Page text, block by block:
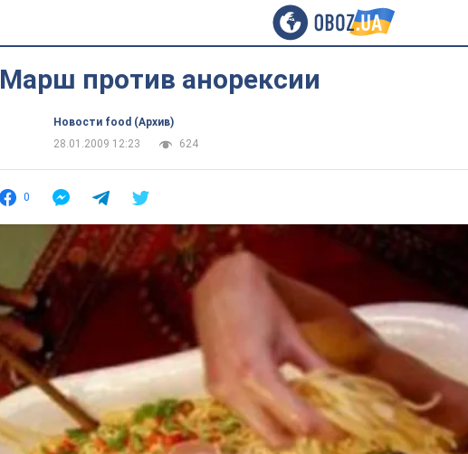
Марш против анорексии
Новости food (Архив)
28.01.2009 12:23
624
0